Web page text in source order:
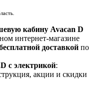
кабину Avacan D
интернет-магазине
доставкой по
с электрикой:
акции и скидки